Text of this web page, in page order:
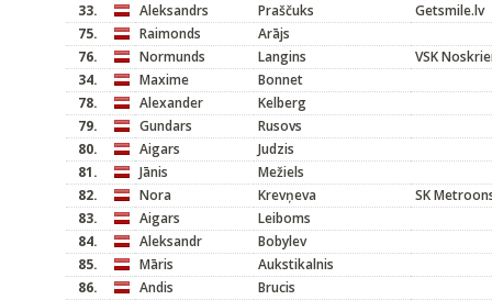
33.
Aleksandrs Praščuks
Getsmile.lv
75.
Raimonds
Arājs
76.
Normunds Langins
VSK
34.
Maxime
Bonnet
78.
Alexander
Kelberg
79.
Gundars
Rusovs
80.
Aigars
Judzis
81.
Jānis
Mežiels
82.
Nora Krevņeva
SK
83.
Aigars
Leiboms
84.
Aleksandr
Bobylev
85.
Māris
Aukstikalnis
86.
Andis
Brucis